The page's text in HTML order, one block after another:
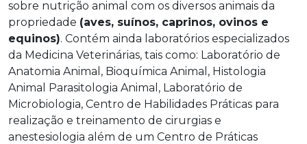
sobre nutrição animal com os diversos animais da
propriedade (aves, suínos, caprinos, ovinos e
equinos). Contém ainda laboratórios especializados
da Medicina Veterinárias, tais como: Laboratório de
Anatomia Animal, Bioquímica Animal, Histologia
Animal Parasitologia Animal, Laboratório de
Microbiologia, Centro de Habilidades Práticas para
realização e treinamento de cirurgias e
anestesiologia além de um Centro de Práticas